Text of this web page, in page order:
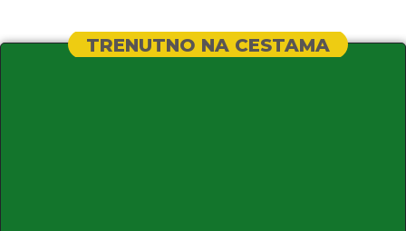
TRENUTNO NA CESTAMA